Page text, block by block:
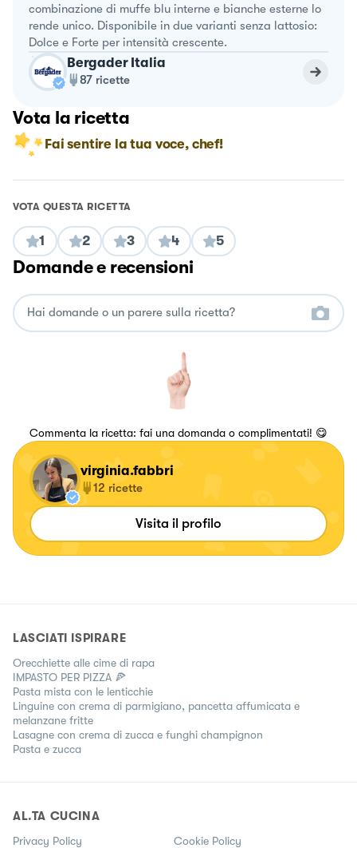
combinazione di muffe blu interne e bianche esterne lo
rende unico. Disponibile in due varianti senza lattosio:
Dolce e Forte per intensità crescente.
Bergader Italia
87 ricette
Vota la ricetta
Fai sentire la tua voce, chef!
VOTA QUESTA RICETTA
1 2 3 4 5
Domande e recensioni
Commenta la ricetta: fai una domanda o complimentati! 😋
virginia.fabbri
12 ricette
Visita il profilo
LASCIATI ISPIRARE
Orecchiette alle cime di rapa
IMPASTO PER PIZZA 🍕
Pasta mista con le lenticchie
Linguine con crema di parmigiano, pancetta affumicata e
melanzane fritte
Lasagne con crema di zucca e funghi champignon
Pasta e zucca
AL.TA CUCINA
Privacy Policy Cookie Policy